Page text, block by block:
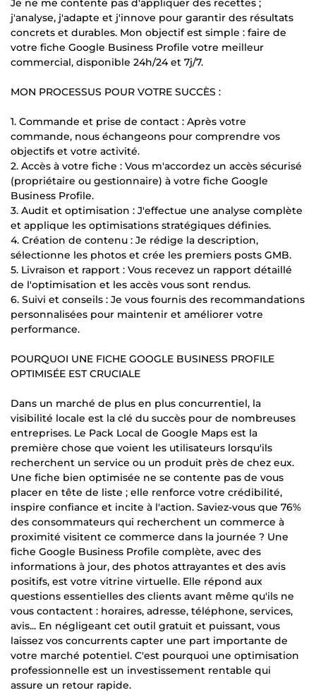
Je ne me contente pas d'appliquer des recettes ;
j'analyse, j'adapte et j'innove pour garantir des résultats
concrets et durables. Mon objectif est simple : faire de
votre fiche Google Business Profile votre meilleur
commercial, disponible 24h/24 et 7j/7.
MON PROCESSUS POUR VOTRE SUCCÈS :
1. Commande et prise de contact : Après votre
commande, nous échangeons pour comprendre vos
objectifs et votre activité.
2. Accès à votre fiche : Vous m'accordez un accès sécurisé
(propriétaire ou gestionnaire) à votre fiche Google
Business Profile.
3. Audit et optimisation : J'effectue une analyse complète
et applique les optimisations stratégiques définies.
4. Création de contenu : Je rédige la description,
sélectionne les photos et crée les premiers posts GMB.
5. Livraison et rapport : Vous recevez un rapport détaillé
de l'optimisation et les accès vous sont rendus.
6. Suivi et conseils : Je vous fournis des recommandations
personnalisées pour maintenir et améliorer votre
performance.
POURQUOI UNE FICHE GOOGLE BUSINESS PROFILE
OPTIMISÉE EST CRUCIALE
Dans un marché de plus en plus concurrentiel, la
visibilité locale est la clé du succès pour de nombreuses
entreprises. Le Pack Local de Google Maps est la
première chose que voient les utilisateurs lorsqu'ils
recherchent un service ou un produit près de chez eux.
Une fiche bien optimisée ne se contente pas de vous
placer en tête de liste ; elle renforce votre crédibilité,
inspire confiance et incite à l'action. Saviez-vous que 76%
des consommateurs qui recherchent un commerce à
proximité visitent ce commerce dans la journée ? Une
fiche Google Business Profile complète, avec des
informations à jour, des photos attrayantes et des avis
positifs, est votre vitrine virtuelle. Elle répond aux
questions essentielles des clients avant même qu'ils ne
vous contactent : horaires, adresse, téléphone, services,
avis... En négligeant cet outil gratuit et puissant, vous
laissez vos concurrents capter une part importante de
votre marché potentiel. C'est pourquoi une optimisation
professionnelle est un investissement rentable qui
assure un retour rapide.